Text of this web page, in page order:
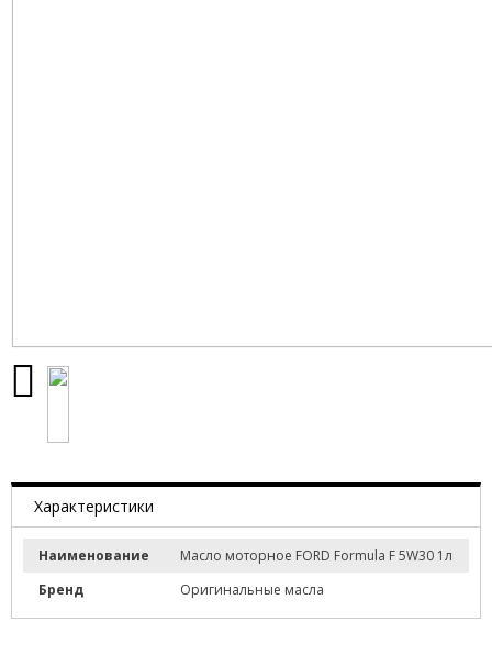
Характеристики
Наименование
Масло моторное FORD Formula F 5W30 1л
Бренд
Оригинальные масла